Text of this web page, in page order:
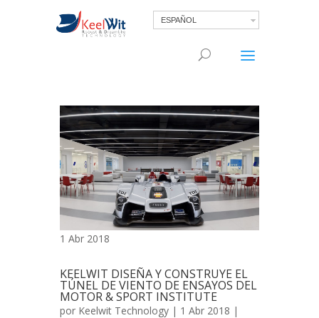
ESPAÑOL
1 Abr 2018
KEELWIT DISEÑA Y CONSTRUYE EL
TÚNEL DE VIENTO DE ENSAYOS DEL
MOTOR & SPORT INSTITUTE
por Keelwit Technology | 1 Abr 2018 |